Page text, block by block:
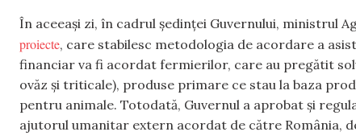
În aceeași zi, în cadrul ședinței Guvernului, ministrul
proiecte, care stabilesc metodologia de acordare a
financiar va fi acordat fermierilor, care au pregătit
ovăz și triticale), produse primare ce stau la baza
pentru animale. Totodată, Guvernul a aprobat și
ajutorul umanitar extern acordat de către România,